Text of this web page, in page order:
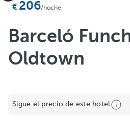
Añadir a favoritos
206/noche
Barceló
Oldtown
Sigue el precio de este hotel